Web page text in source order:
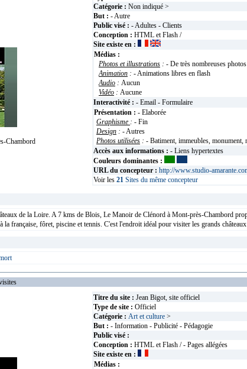
Chambord
Catégorie : Non indiqué >
But : - Autre
Public visé : - Adultes - Clients
Conception : HTML et Flash /
Site existe en :
Médias :
Photos et illustrations : - De très nombreuses photos
Animation : - Animations libres en flash
Audio : Aucun
Vidéo : Aucune
Interactivité : - Email - Formulaire
Présentation : - Elaborée
Graphisme : - Fin
Design : - Autres
Photos utilisées : - Batiment, immeubles,
Accès aux informations : - Liens hypertextes
Couleurs dominantes :
URL du concepteur : http://www.studio-
Voir les 21 Sites du même concepteur
de la Loire. A 7 kms de Blois, Le Manoir de Clénord à Mont-près-Chambord
la française, fôret, piscine et tennis. C'est l'endroit idéal pour visiter les grands
Titre du site : Jean Bigot, site officiel
Type de site : Officiel
Catégorie : Art et culture >
But : - Information - Publicité - Pédagogie
Public visé :
Conception : HTML et Flash / - Pages allégées
Site existe en :
Médias :